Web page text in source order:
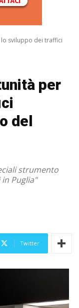
sviluppo dei traffici
per
del
strumento
Puglia"
Twitter